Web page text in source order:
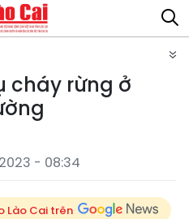
cháy rừng ở
- 08:34
Lào Cai trên